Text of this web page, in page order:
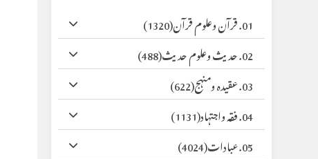
01. قرآن وعلوم قرآن
(1320)
02. حدیث وعلوم حدیث
(488)
03. عقیدہ ومنہج
(622)
04. فقہ واجتہاد
(1131)
05. عبادات
(4024)